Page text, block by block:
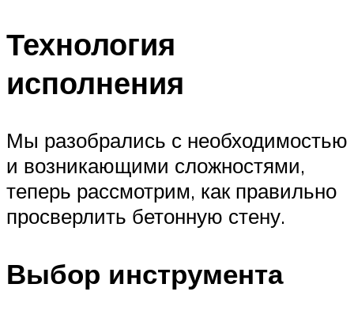
Технология
исполнения
Мы разобрались с необходимостью
и возникающими сложностями,
теперь рассмотрим, как правильно
просверлить бетонную стену.
Выбор инструмента